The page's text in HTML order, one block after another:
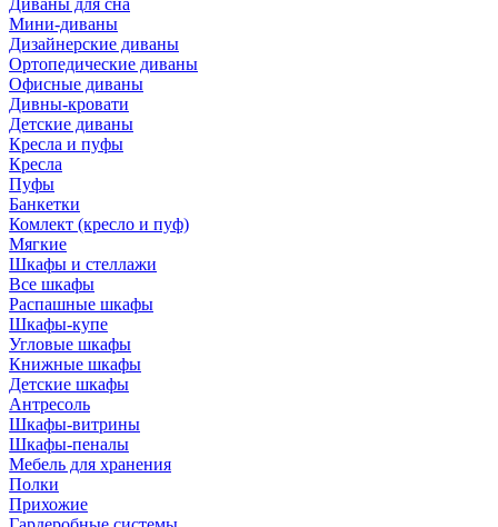
Диваны для сна
Мини-диваны
Дизайнерские диваны
Ортопедические диваны
Офисные диваны
Дивны-кровати
Детские диваны
Кресла и пуфы
Кресла
Пуфы
Банкетки
Комлект (кресло и пуф)
Мягкие
Шкафы и стеллажи
Все шкафы
Распашные шкафы
Шкафы-купе
Угловые шкафы
Книжные шкафы
Детские шкафы
Антресоль
Шкафы-витрины
Шкафы-пеналы
Мебель для хранения
Полки
Прихожие